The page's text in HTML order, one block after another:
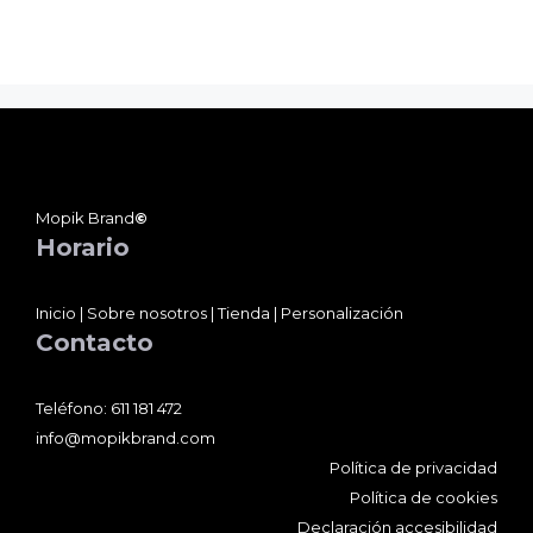
Mopik Brand©
Horario
Inicio | Sobre nosotros |Tienda | Personalización
Contacto
Teléfono: 611 181 472
info@mopikbrand.com
Política de privacidad
Política de cookies
Declaración accesibilidad